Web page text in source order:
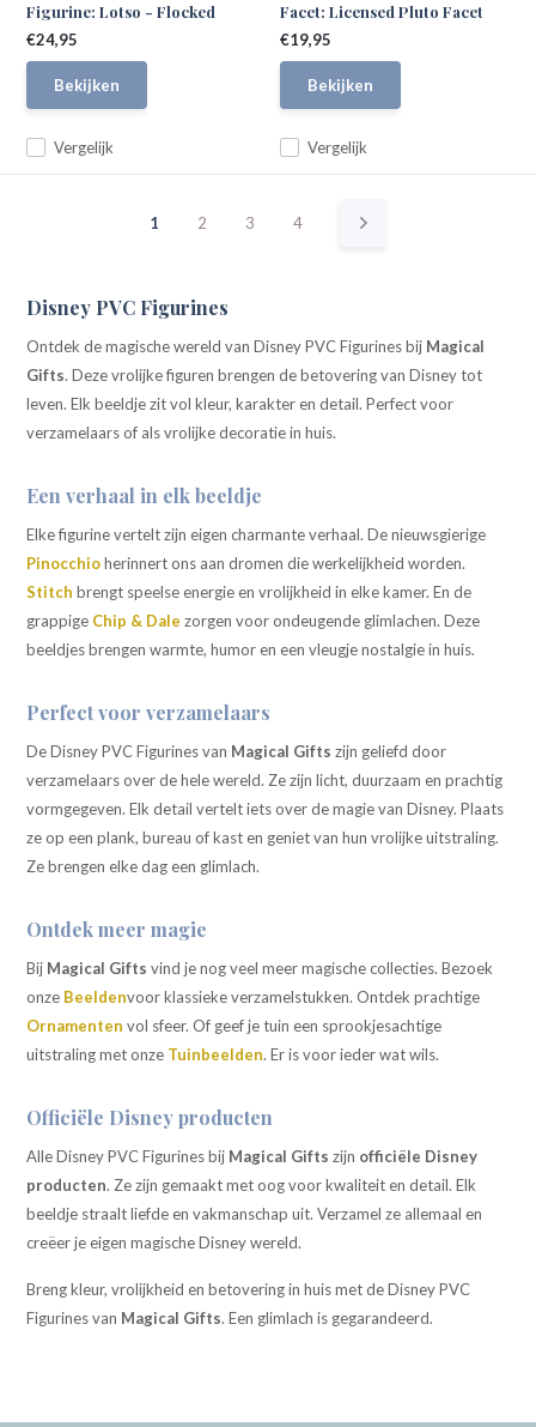
Figurine: Lotso - Flocked
Vergelijk
€24,95
Bekijken
Facet: Licensed Pluto Facet
Vergelijk
€19,95
Bekijken
1 2 3 4
Disney PVC Figurines
Ontdek de magische wereld van Disney PVC Figurines bij Magical
Gifts. Deze vrolijke figuren brengen de betovering van Disney tot
leven. Elk beeldje zit vol kleur, karakter en detail. Perfect voor
verzamelaars of als vrolijke decoratie in huis.
Een verhaal in elk beeldje
Elke figurine vertelt zijn eigen charmante verhaal. De nieuwsgierige
Pinocchioherinnert ons aan dromen die werkelijkheid worden.
Stitch brengt speelse energie en vrolijkheid in elke kamer. En de
grappige Chip & Dale zorgen voor ondeugende glimlachen. Deze
beeldjes brengen warmte, humor en een vleugje nostalgie in huis.
Perfect voor verzamelaars
De Disney PVC Figurines van Magical Gifts zijn geliefd door
verzamelaars over de hele wereld. Ze zijn licht, duurzaam en prachtig
vormgegeven. Elk detail vertelt iets over de magie van Disney. Plaats
ze op een plank, bureau of kast en geniet van hun vrolijke uitstraling.
Ze brengen elke dag een glimlach.
Ontdek meer magie
Bij Magical Gifts vind je nog veel meer magische collecties. Bezoek
onze Beeldenvoor klassieke verzamelstukken. Ontdek prachtige
Ornamenten vol sfeer. Of geef je tuin een sprookjesachtige
uitstraling met onze Tuinbeelden. Er is voor ieder wat wils.
Officiële Disney producten
Alle Disney PVC Figurines bij Magical Gifts zijn officiële Disney
producten. Ze zijn gemaakt met oog voor kwaliteit en detail. Elk
beeldje straalt liefde en vakmanschap uit. Verzamel ze allemaal en
creëer je eigen magische Disney wereld.
Breng kleur, vrolijkheid en betovering in huis met de Disney PVC
Figurines van Magical Gifts. Een glimlach is gegarandeerd.